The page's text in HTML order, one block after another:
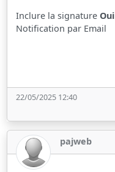
Inclure la signature Oui
Notification par Email
22/05/2025 12:40
pajweb